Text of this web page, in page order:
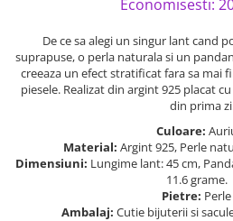
Economisesti:
De ce sa alegi un singur lant cand
suprapuse, o perla naturala si un
creeaza un efect stratificat fara sa mai
piesele. Realizat din argint 925 placat
din prima
Culoare:
Material: Argint 925, Perle
Dimensiuni: Lungime lant: 45 cm,
11.6 grame.
Pietre: Perle
Ambalaj: Cutie bijuterii si